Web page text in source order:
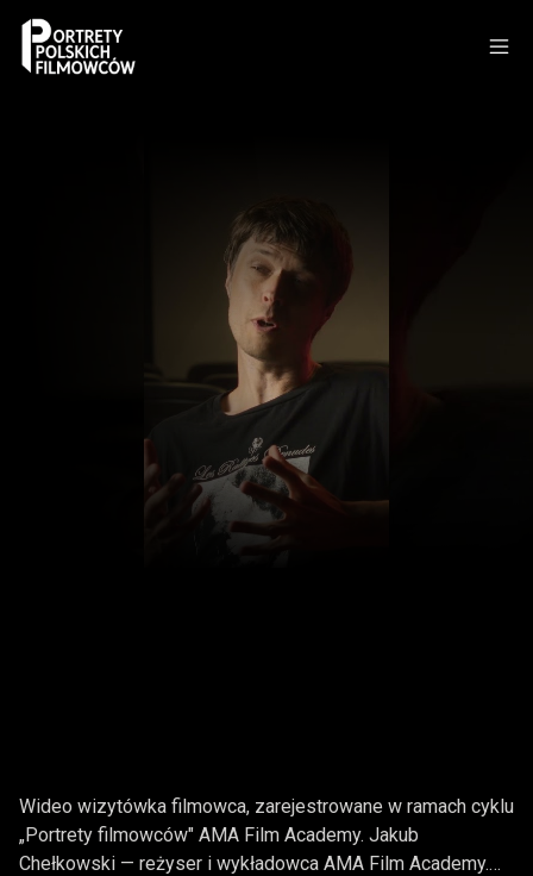
Wideo wizytówka filmowca, zarejestrowane w ramach cyklu
„Portrety filmowców" AMA Film Academy. Jakub
Chełkowski — reżyser i wykładowca AMA Film Academy.